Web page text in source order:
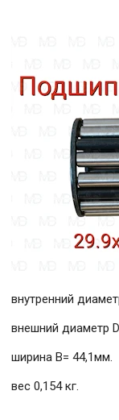
внутренний
внешний диаметр
ширина B= 44,1мм.
вес 0,154 кг.